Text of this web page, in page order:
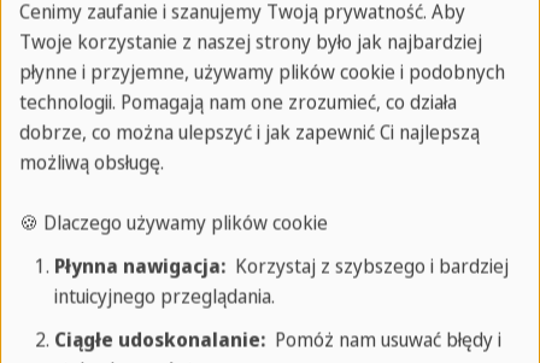
Cenimy zaufanie i szanujemy Twoją prywatność. Aby
Twoje korzystanie z naszej strony było jak najbardziej
płynne i przyjemne, używamy plików cookie i podobnych
technologii. Pomagają nam one zrozumieć, co działa
dobrze, co można ulepszyć i jak zapewnić Ci najlepszą
możliwą obsługę.
🍪 Dlaczego używamy plików cookie
Płynna nawigacja:Korzystaj z szybszego i bardziej
intuicyjnego przeglądania.
Ciągłe udoskonalanie:Pomóż nam usuwać błędy i